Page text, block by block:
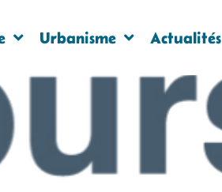
Urbanisme Actualités